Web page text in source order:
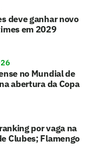
deve ganhar novo
em 2029
no Mundial de
abertura da Copa
por vaga na
Clubes; Flamengo